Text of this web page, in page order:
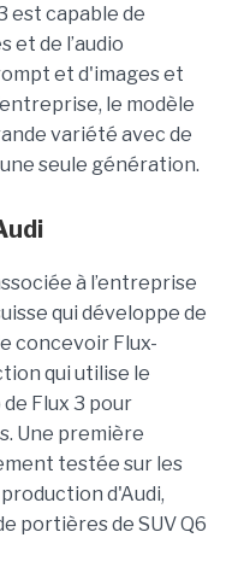
est capable de
et de l’audio
et d'images et
le modèle
variété avec de
une seule génération.
à l’entreprise
qui développe de
concevoir Flux-
qui utilise le
Flux 3 pour
Une première
testée sur les
d'Audi,
portières de SUV Q6